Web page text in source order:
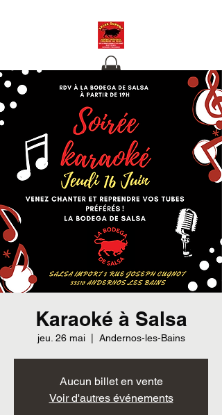
Karaoké à Salsa
jeu. 26 mai
  |
Andernos-les-Bains
Aucun billet en vente
Voir d'autres événements